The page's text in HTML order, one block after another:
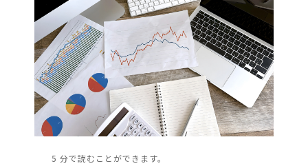
5 分で読むことができます。